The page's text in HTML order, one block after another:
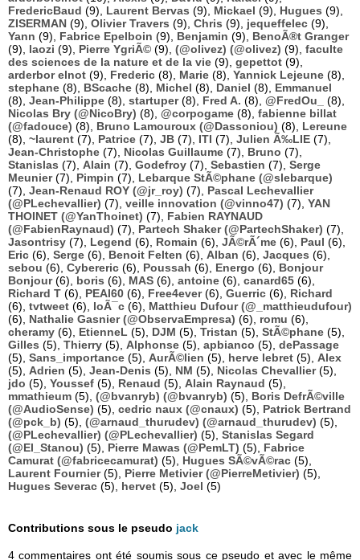
FredericBaud (9), Laurent Bervas (9), Mickael (9), Hugues (9),
ZISERMAN (9), Olivier Travers (9), Chris (9), jequeffelec (9),
Yann (9), Fabrice Epelboin (9), Benjamin (9), BenoÃ®t Granger
(9), laozi (9), Pierre YgriÃ© (9), (@olivez) (@olivez) (9), faculte
des sciences de la nature et de la vie (9), gepettot (9),
arderbor elnot (9), Frederic (8), Marie (8), Yannick Lejeune (8),
stephane (8), BScache (8), Michel (8), Daniel (8), Emmanuel
(8), Jean-Philippe (8), startuper(8), Fred A. (8), @FredOu_
(8),
Nicolas Bry (@NicoBry) (8), @corpogame (8), fabienne billat
(@fadouce) (8), Bruno Lamouroux (@Dassoniou) (8), Lereune
(8), ~laurent (7), Patrice (7), JB (7), ITI (7), Julien Ã‰LIE (7),
Jean-Christophe (7), Nicolas Guillaume (7), Bruno (7),
Stanislas (7), Alain (7), Godefroy (7), Sebastien (7), Serge
Meunier(7), Pimpin (7), Lebarque StÃ©phane (@slebarque)
(7), Jean-Renaud ROY (@jr_roy) (7), Pascal Lechevallier
(@PLechevallier) (7), veille innovation (@vinno47) (7), YAN
THOINET (@YanThoinet) (7), Fabien RAYNAUD
(@FabienRaynaud) (7), Partech Shaker (@PartechShaker) (7),
Jasontrisy (7), Legend (6), Romain (6), JÃ©rÃ´me (6), Paul (6),
Eric (6), Serge (6), Benoit Felten (6), Alban (6), Jacques (6),
sebou (6), Cybereric (6), Poussah (6), Energo (6), Bonjour
Bonjour(6), boris (6), MAS (6), antoine (6), canard65 (6),
Richard T (6), PEAI60 (6), Free4ever(6), Guerric (6), Richard
(6), tvtweet (6), loÃ¯c (6), Matthieu Dufour (@_matthieudufour)
(6), Nathalie Gasnier (@ObservaEmpresa) (6), romu (6),
cheramy (6), EtienneL (5), DJM (5), Tristan (5), StÃ©phane (5),
Gilles (5), Thierry (5), Alphonse (5), apbianco (5), dePassage
(5), Sans_importance (5), AurÃ©lien (5), herve lebret (5), Alex
(5), Adrien (5), Jean-Denis (5), NM (5), Nicolas Chevallier(5),
jdo (5), Youssef (5), Renaud (5), Alain Raynaud (5),
mmathieum (5), (@bvanryb) (@bvanryb) (5), Boris DefrÃ©ville
(@AudioSense) (5), cedric naux (@cnaux) (5), Patrick Bertrand
(@pck_b) (5), (@arnaud_thurudev) (@arnaud_thurudev) (5),
(@PLechevallier) (@PLechevallier) (5), Stanislas Segard
(@El_Stanou) (5), Pierre Mawas (@PemLT) (5), Fabrice
Camurat (@fabricecamurat) (5), Hugues SÃ©vÃ©rac (5),
Laurent Fournier(5), Pierre Metivier (@PierreMetivier) (5),
Hugues Severac (5), hervet (5), Joel (5)
Contributions sous le pseudo jack
4 commentaires ont été soumis sous ce pseudo et avec le même